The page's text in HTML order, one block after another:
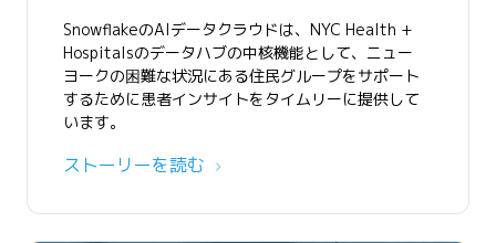
SnowflakeのAIデータクラウドは、NYC Health +
Hospitalsのデータハブの中核機能として、ニュー
ヨークの困難な状況にある住民グループをサポート
するために患者インサイトをタイムリーに提供して
います。
ストーリーを読む